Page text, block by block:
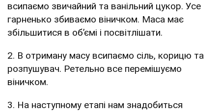
всипаємо звичайний та ванільний цукор. Усе
гарненько збиваємо віничком. Маса має
збільшитися в об’ємі і посвітлішати.
2. В отриману масу всипаємо сіль, корицю та
розпушувач. Ретельно все перемішуємо
віничком.
3. На наступному етапі нам знадобиться